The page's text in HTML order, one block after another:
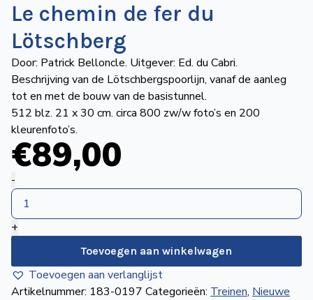
Ons
aanbod
Over
de
NVBS
Wegwijzer
Mijn
NVBS
Le chemin de fer du
Lötschberg
Door: Patrick Belloncle. Uitgever: Ed. du Cabri.
Beschrijving van de Lötschbergspoorlijn, vanaf de aanleg
tot en met de bouw van de basistunnel.
512 blz. 21 x 30 cm. circa 800 zw/w foto’s en 200
kleurenfoto’s.
€89,00
Le
chemin
de
fer
Lötschberg
aantal
-
+
Toevoegen aan winkelwagen
Toevoegen aan verlanglijst
Artikelnummer: 183-0197 Categorieën: Treinen, Nieuwe